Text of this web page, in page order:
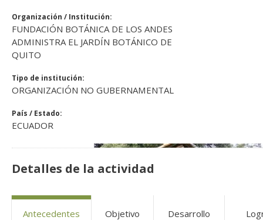
Organización / Institución:
FUNDACIÓN BOTÁNICA DE LOS ANDES
ADMINISTRA EL JARDÍN BOTÁNICO DE
QUITO
Tipo de institución:
ORGANIZACIÓN NO GUBERNAMENTAL
País / Estado:
ECUADOR
Detalles de la actividad
Antecedentes Objetivo Desarrollo